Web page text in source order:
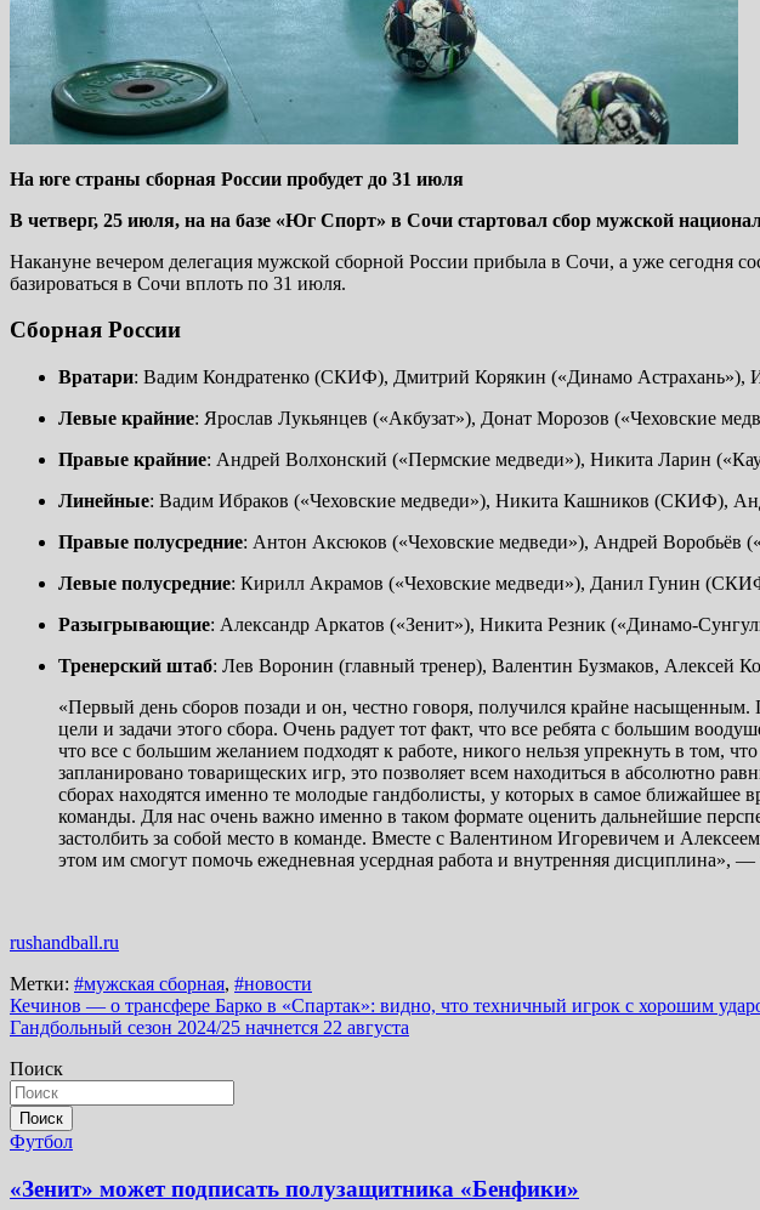
На юге страны сборная России пробудет до 31 июля
В четверг, 25 июля, на на базе «Юг Спорт» в Сочи стартовал сбор мужской
Накануне вечером делегация мужской сборной России прибыла в Сочи, а уже сегодня
базироваться в Сочи вплоть по 31 июля.
Сборная России
Вратари: Вадим Кондратенко (СКИФ), Дмитрий Корякин («Динамо Астрахань»),
Левые крайние: Ярослав Лукьянцев («Акбузат»), Донат Морозов («Чеховские
Правые крайние: Андрей Волхонский («Пермские медведи»), Никита Ларин
Линейные: Вадим Ибраков («Чеховские медведи»), Никита Кашников (СКИФ),
Правые полусредние: Антон Аксюков («Чеховские медведи»), Андрей
Левые полусредние: Кирилл Акрамов («Чеховские медведи»), Данил Гунин
Разыгрывающие: Александр Аркатов («Зенит»), Никита Резник («Динамо-
Тренерский штаб: Лев Воронин (главный тренер), Валентин Бузмаков, Алексей
«Первый день сборов позади и он, честно говоря, получился крайне насыщенным.
цели и задачи этого сбора. Очень радует тот факт, что все ребята с большим
что все с большим желанием подходят к работе, никого нельзя упрекнуть в том,
запланировано товарищеских игр, это позволяет всем находиться в абсолютно
сборах находятся именно те молодые гандболисты, у которых в самое ближайшее
команды. Для нас очень важно именно в таком формате оценить дальнейшие
застолбить за собой место в команде. Вместе с Валентином Игоревичем и
этом им смогут помочь ежедневная усердная работа и внутренняя дисциплина»,
rushandball.ru
Метки: #мужская сборная, #новости
Навигация
по
записям
Кечинов — о трансфере Барко в «Спартак»: видно, что техничный игрок с хорошим
Гандбольный сезон 2024/25 начнется 22 августа
Поиск
Поиск
Футбол
«Зенит» может подписать полузащитника «Бенфики»